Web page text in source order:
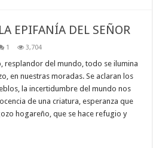
EPIFANÍA DEL SEÑOR
1 3,704
resplandor del mundo, todo se ilumina
en nuestras moradas. Se aclaran los
la incertidumbre del mundo nos
de una criatura, esperanza que
hogareño, que se hace refugio y